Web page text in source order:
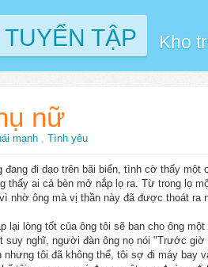
TẬP Kho
nữ
mạnh , Tình yêu
đang đi dạo trên bãi biển, tình cờ thấy một
thấy ai cả bèn mở nắp lọ ra. Từ trong lọ
nhờ ông mà vị thần này đã được thoát ra
lại lòng tốt của ông tôi sẽ ban cho ông
suy nghĩ, người đàn ông nọ nói "Trước
nhưng tôi đã không thể, tôi sợ đi máy bay